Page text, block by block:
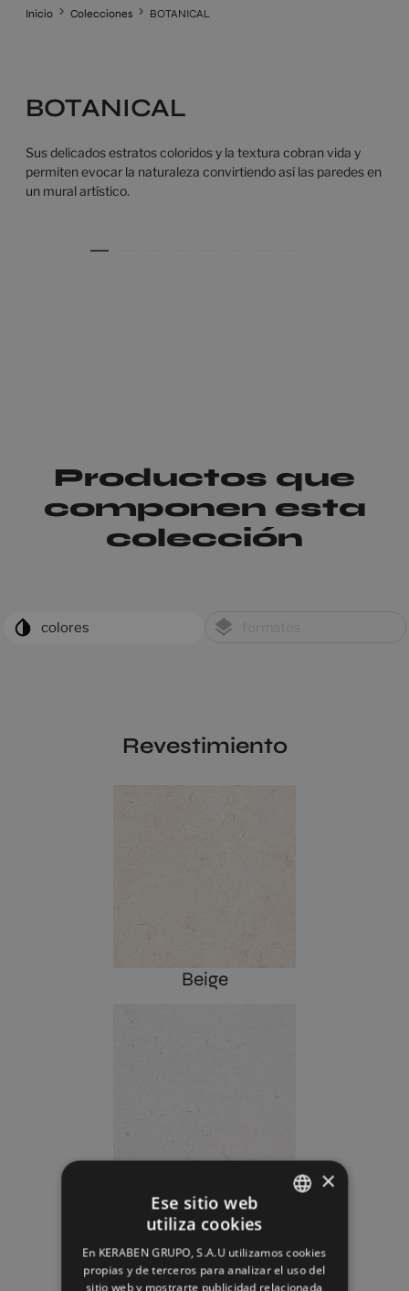
Inicio Colecciones BOTANICAL
BOTANICAL
Sus delicados estratos coloridos y la textura cobran vida y
permiten evocar la naturaleza convirtiendo así las paredes en
un mural artístico.
Productos que
componen esta
colección
colores
Revestimiento
Beige
Blanco
ENGLISH
×
Ese sitio web
utiliza cookies
En KERABEN GRUPO, S.A.U utilizamos cookies
propias y de terceros para analizar el uso del
sitio web y mostrarte publicidad relacionada